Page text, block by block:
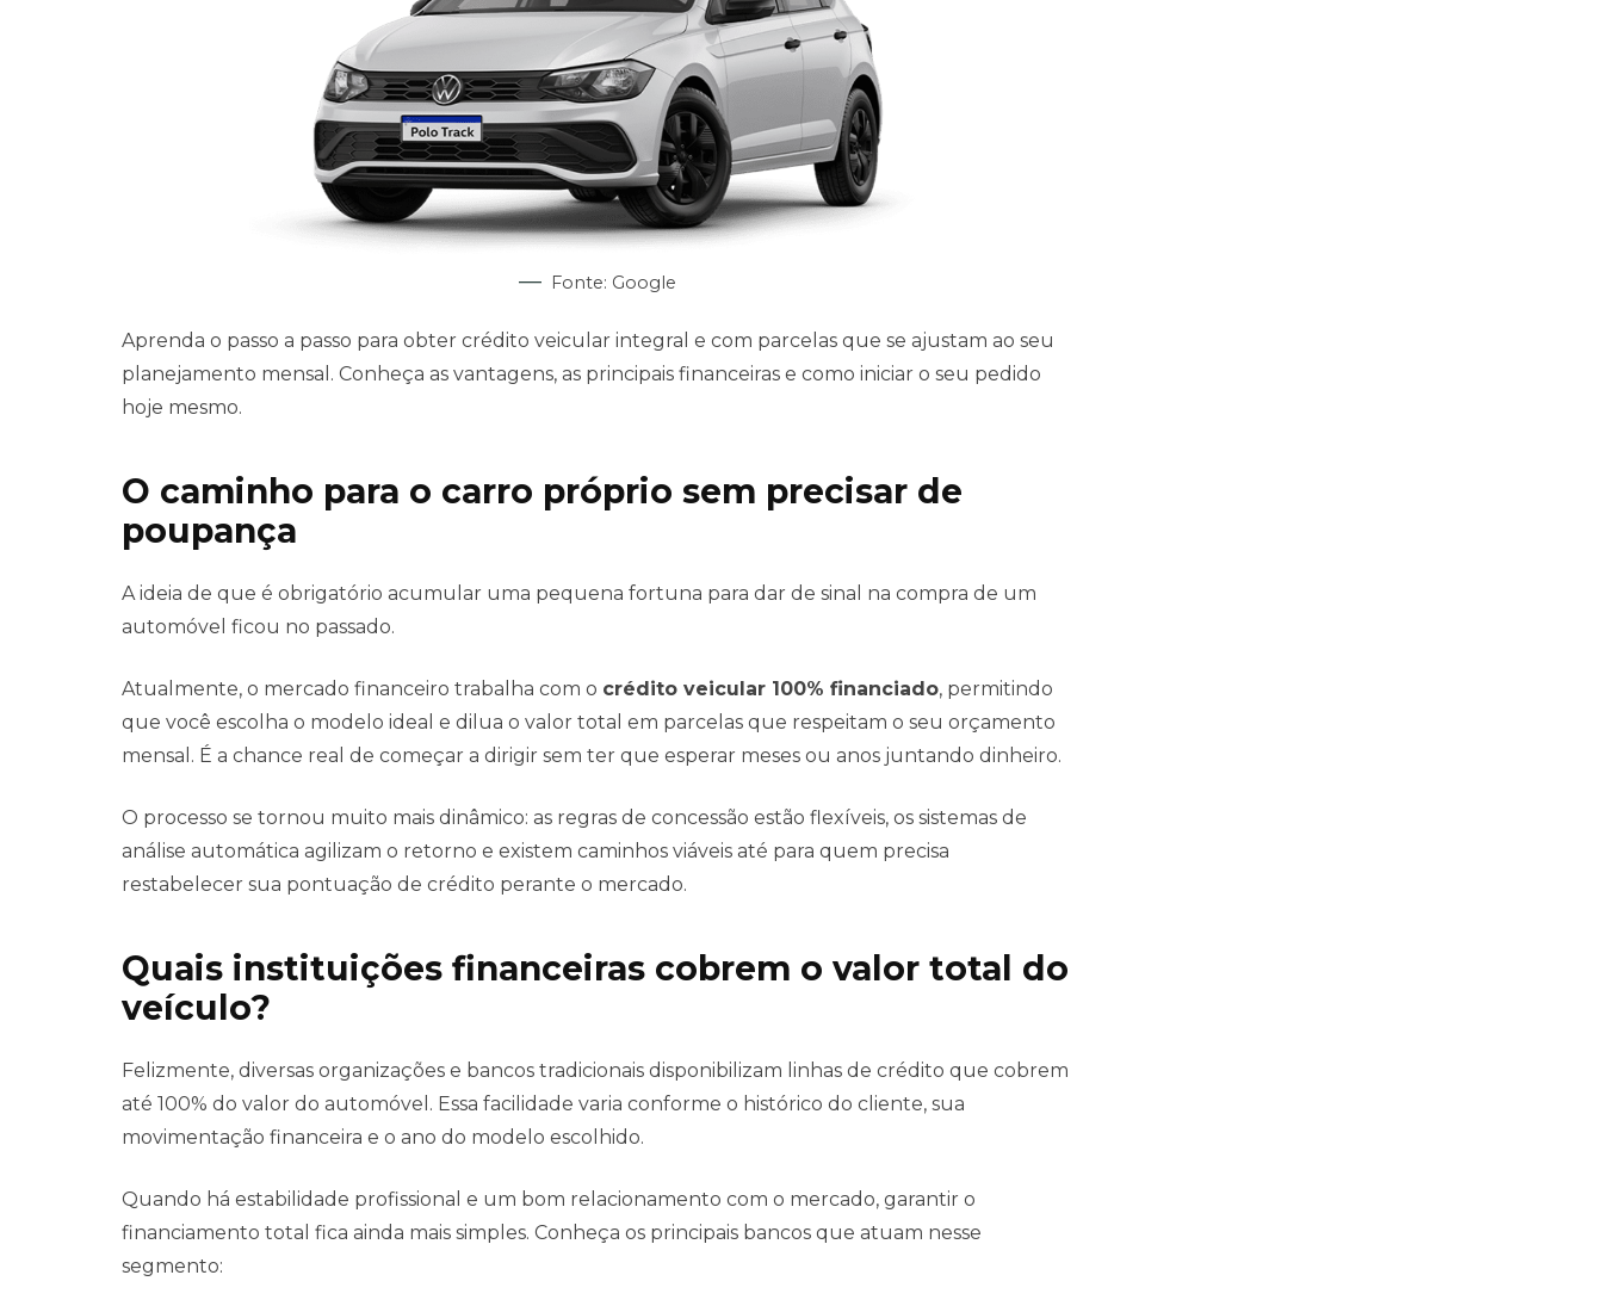
Fonte: Google
Aprenda o passo a passo para obter crédito veicular integral e com parcelas que se ajustam ao seu
planejamento mensal. Conheça as vantagens, as principais financeiras e como iniciar o seu pedido
hoje mesmo.
O caminho para o carro próprio sem precisar de
poupança
A ideia de que é obrigatório acumular uma pequena fortuna para dar de sinal na compra de um
automóvel ficou no passado.
Atualmente, o mercado financeiro trabalha com o crédito veicular 100% financiado, permitindo
que você escolha o modelo ideal e dilua o valor total em parcelas que respeitam o seu orçamento
mensal. É a chance real de começar a dirigir sem ter que esperar meses ou anos juntando dinheiro.
O processo se tornou muito mais dinâmico: as regras de concessão estão flexíveis, os sistemas de
análise automática agilizam o retorno e existem caminhos viáveis até para quem precisa
restabelecer sua pontuação de crédito perante o mercado.
Quais instituições financeiras cobrem o valor total do
veículo?
Felizmente, diversas organizações e bancos tradicionais disponibilizam linhas de crédito que cobrem
até 100% do valor do automóvel. Essa facilidade varia conforme o histórico do cliente, sua
movimentação financeira e o ano do modelo escolhido.
Quando há estabilidade profissional e um bom relacionamento com o mercado, garantir o
financiamento total fica ainda mais simples. Conheça os principais bancos que atuam nesse
segmento: